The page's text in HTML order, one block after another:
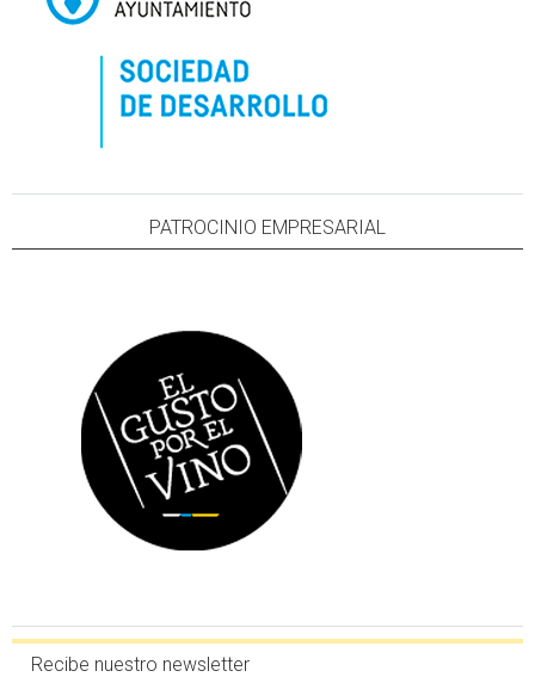
PATROCINIO EMPRESARIAL
Recibe nuestro newsletter